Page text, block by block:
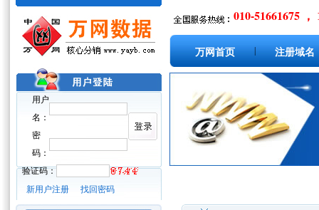
用户
名：
密
码：
验证码：
新用户注册
找回密码
010-51661675 ，
万网首页 注册域名